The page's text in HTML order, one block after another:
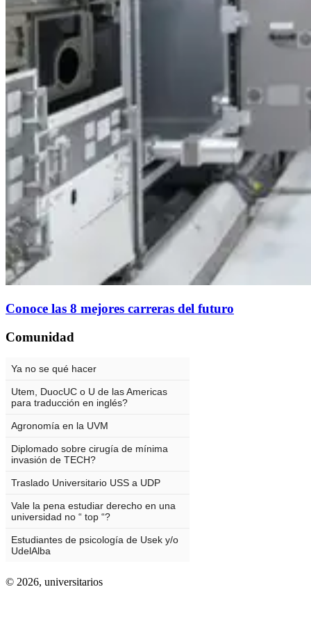
Conoce las 8 mejores carreras del futuro
Comunidad
© 2026, universitarios